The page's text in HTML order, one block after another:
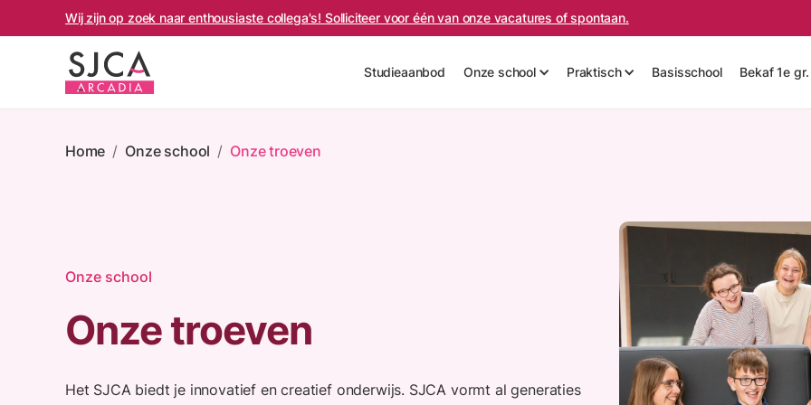
Wij zijn op zoek naar enthousiaste collega's! Solliciteer voor één van onze vacatures of spontaan.
Studieaanbod Onze school Praktisch Basisschool Bekaf 1e gr.
Home / Onze school / Onze troeven
Onze school
Onze troeven
Het SJCA biedt je innovatief en creatief onderwijs. SJCA vormt al generaties